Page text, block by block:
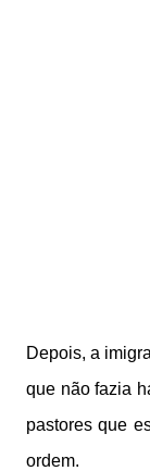
Depois, a
que não fazia
pastores que
ordem.